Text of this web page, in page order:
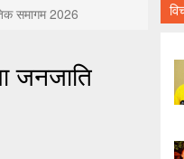
समागम 2026
जनजाति